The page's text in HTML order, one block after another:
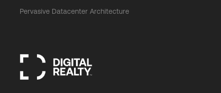
Pervasive Datacenter Architecture